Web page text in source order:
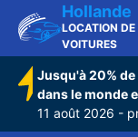
Hollande
LOCATION DE
VOITURES
Jusqu'à 20%
dans le monde
11 août 2026 -